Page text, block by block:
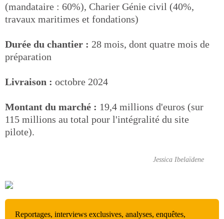
(mandataire : 60%), Charier Génie civil (40%,
travaux maritimes et fondations)
Durée du chantier : 28 mois, dont quatre mois de
préparation
Livraison : octobre 2024
Montant du marché : 19,4 millions d'euros (sur
115 millions au total pour l'intégralité du site
pilote).
Jessica Ibelaïdene
Reportages, interviews exclusives, analyses, enquêtes,